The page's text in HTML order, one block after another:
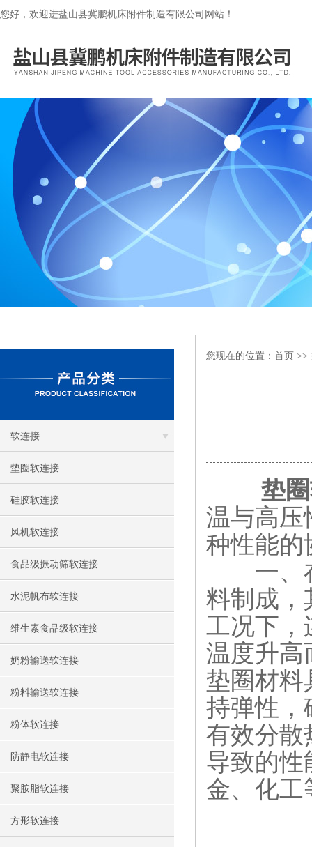
您好，欢迎进盐山县冀鹏机床附件制造有限公司网站！
软连接
垫圈软连接
硅胶软连接
风机软连接
食品级振动筛软连接
水泥帆布软连接
维生素食品级软连接
奶粉输送软连接
粉料输送软连接
粉体软连接
防静电软连接
聚胺脂软连接
方形软连接
您现在的位置： 首页 >>
垫
温与高压
种性能的
一、在
料制成，
工况下，
温度升高
垫圈材料
持弹性，
有效分散
导致的性
金、化工